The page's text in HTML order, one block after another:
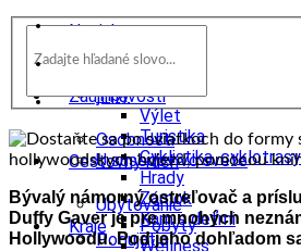
Novinky
Tipy
Výlet
Turistika
Cyklistika, cyklotrasy
Hrady
Zámok
Kam s deťmi
Podujatia
Zaujímavosti
Osobnosti
U susedov vo svete
Cestovný ruch
Ubytovanie
Pobyty
Wellness
Kraje
Bývalý námorný ostreľovač a
Duffy Gaver je pre mnohých
Hollywoodu. Pod jeho dohľadom